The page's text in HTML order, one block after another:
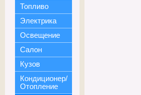
Топливо
Электрика
Освещение
Салон
Кузов
Кондиционер/
Отопление